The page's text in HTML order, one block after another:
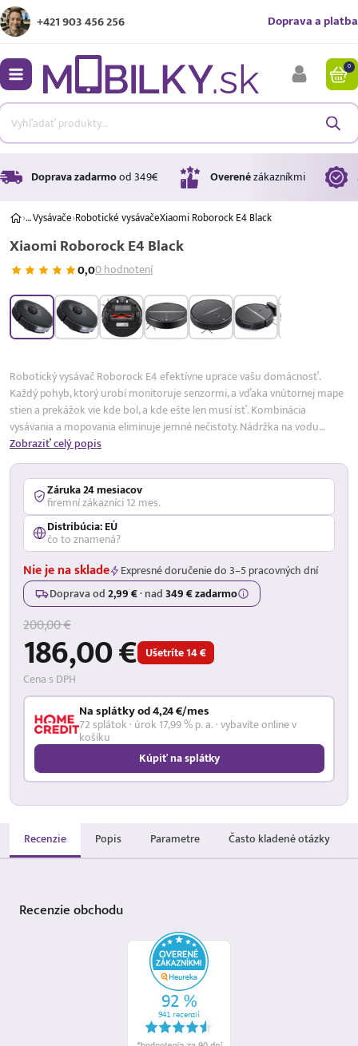
+421 903 456 256 Doprava a platba
0
Doprava zadarmood 349€ Overenézákazníkmi
›…Vysávače›Robotické vysávačeXiaomi Roborock E4 Black
Xiaomi Roborock E4 Black
0,00 hodnotení
Úrok
17,99 %
p.a.
Robotický vysávač Roborock E4 efektívne uprace vašu domácnosť.
Každý pohyb, ktorý urobí monitoruje senzormi, a vďaka vnútornej mape
stien a prekážok vie kde bol, a kde ešte len musí ísť. Kombinácia
vysávania a mopovania eliminuje jemné nečistoty. Nádržka na vodu…
Zobraziť celý popis
Záruka 24 mesiacov
firemní zákazníci 12 mes.
Distribúcia: EÚ
čo to znamená?
Nie je na sklade
Expresné doručenie do 3–5 pracovných dní
Doprava od2,99 €·nad349 € zadarmo
200,00 €
186,00 € Ušetríte 14 €
Cena s DPH
Na splátky od 4,24 €/mes
72 splátok · úrok 17,99 % p. a. · vybavíte online v
košíku
Kúpiť na splátky
Recenzie Popis Parametre Často kladené otázky
Recenzieobchodu